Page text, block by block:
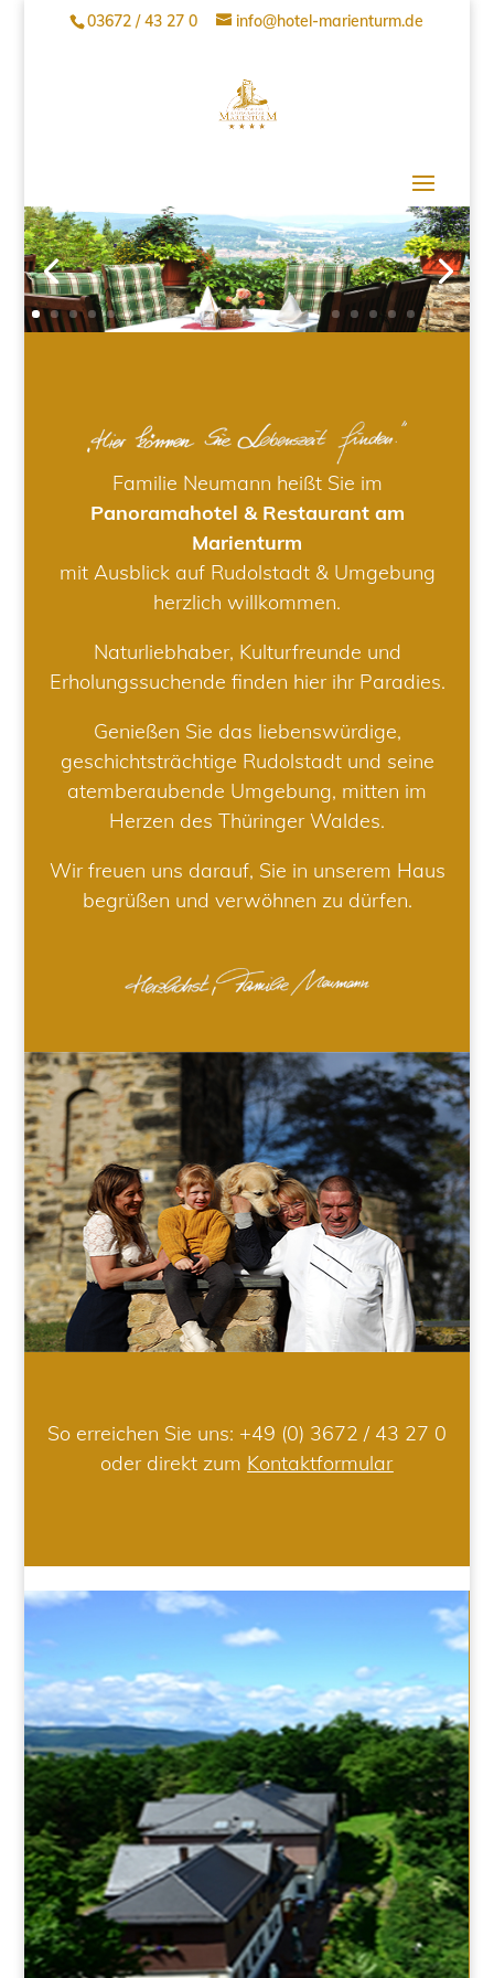
03672 / 43 27 0 info@hotel-marienturm.de
Familie Neumann heißt Sie im
Panoramahotel & Restaurant am
Marienturm
mit Ausblick auf Rudolstadt & Umgebung
herzlich willkommen.
Naturliebhaber, Kulturfreunde und
Erholungssuchende finden hier ihr Paradies.
Genießen Sie das liebenswürdige,
geschichtsträchtige Rudolstadt und seine
atemberaubende Umgebung, mitten im
Herzen des Thüringer Waldes.
Wir freuen uns darauf, Sie in unserem Haus
begrüßen und verwöhnen zu dürfen.
So erreichen Sie uns: +49 (0) 3672 / 43 27 0
oder direkt zum Kontaktformular
HOTEL